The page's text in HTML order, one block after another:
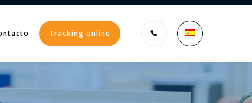
Tracking online